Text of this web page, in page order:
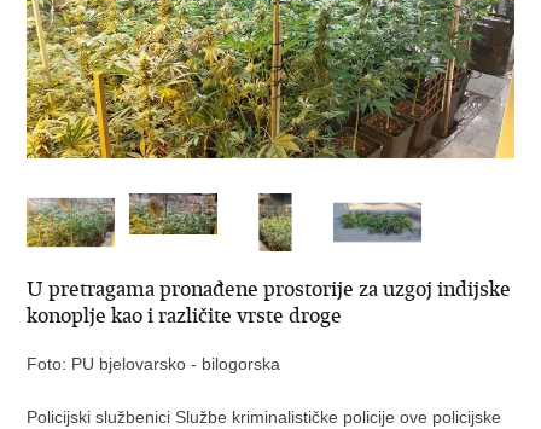
U pretragama pronađene prostorije za uzgoj indijske
konoplje kao i različite vrste droge
Foto: PU bjelovarsko - bilogorska
Policijski službenici Službe kriminalističke policije ove policijske